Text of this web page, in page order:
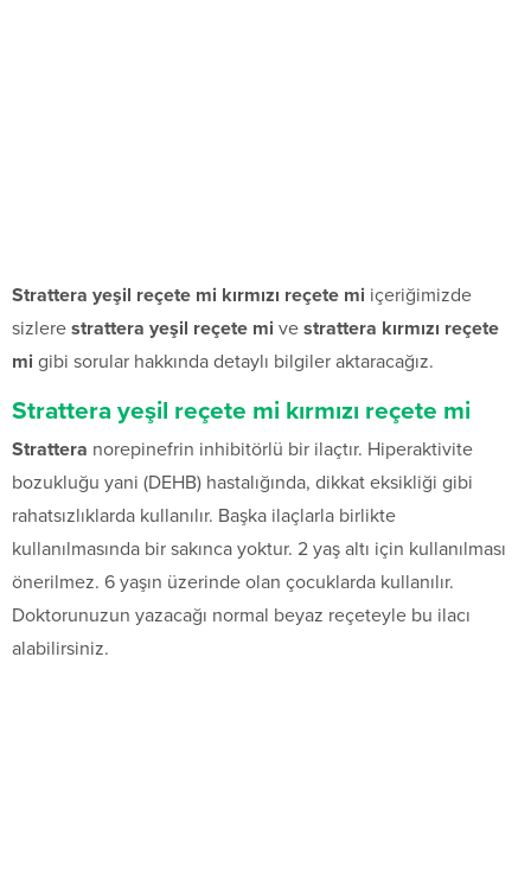
Strattera yeşil reçete mi kırmızı reçete mi içeriğimizde
sizlere strattera yeşil reçete mi ve strattera kırmızı reçete
mi gibi sorular hakkında detaylı bilgiler aktaracağız.
Strattera yeşil reçete mi kırmızı reçete mi
Strattera norepinefrin inhibitörlü bir ilaçtır. Hiperaktivite
bozukluğu yani (DEHB) hastalığında, dikkat eksikliği gibi
rahatsızlıklarda kullanılır. Başka ilaçlarla birlikte
kullanılmasında bir sakınca yoktur. 2 yaş altı için kullanılması
önerilmez. 6 yaşın üzerinde olan çocuklarda kullanılır.
Doktorunuzun yazacağı normal beyaz reçeteyle bu ilacı
alabilirsiniz.